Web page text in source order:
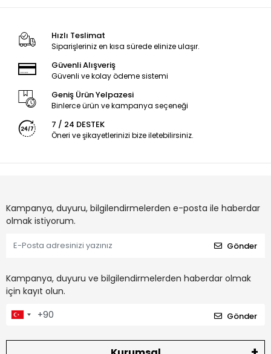
Hızlı Teslimat
Siparişleriniz en kısa sürede elinize ulaşır.
Güvenli Alışveriş
Güvenli ve kolay ödeme sistemi
Geniş Ürün Yelpazesi
Binlerce ürün ve kampanya seçeneği
7 / 24 DESTEK
Öneri ve şikayetlerinizi bize iletebilirsiniz.
Kampanya, duyuru, bilgilendirmelerden e-posta ile haberdar
olmak istiyorum.
Gönder
Kampanya, duyuru ve bilgilendirmelerden haberdar olmak
için kayıt olun.
Gönder